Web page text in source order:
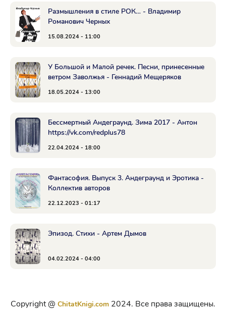
Размышления в стиле РОК… - Владимир
Романович Черных
15.08.2024 - 11:00
У Большой и Малой речек. Песни, принесенные
ветром Заволжья - Геннадий Мещеряков
18.05.2024 - 13:00
Бессмертный Андеграунд. Зима 2017 - Антон
https://vk.com/redplus78
22.04.2024 - 18:00
Фантасофия. Выпуск 3. Андеграунд и Эротика -
Коллектив авторов
22.12.2023 - 01:17
Эпизод. Стихи - Артем Дымов
04.02.2024 - 04:00
Copyright @ ChitatKnigi.com 2024. Все права защищены.